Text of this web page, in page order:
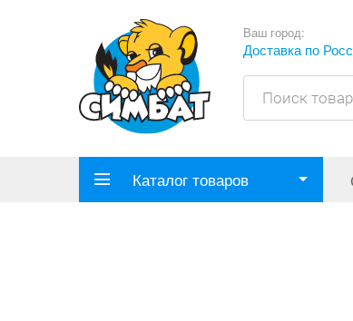
Ваш город:
Доставка по
Каталог товаров